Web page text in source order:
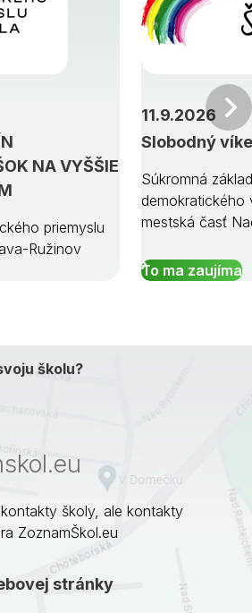
NA VYŠŠIE
priemyslu
Ružinov
Slobodný
11.9.2026
Súkromná
demokratického
mestská časť
To ma zaujíma
školu?
školy, ale kontakty
ZoznamŠkol.eu
stránky